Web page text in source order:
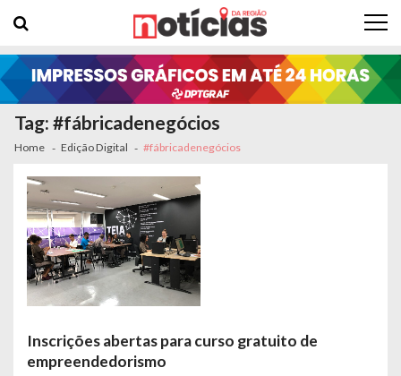
Tag: #fábricadenegócios
Home Edição Digital #fábricadenegócios
Inscrições abertas para curso gratuito de
empreendedorismo